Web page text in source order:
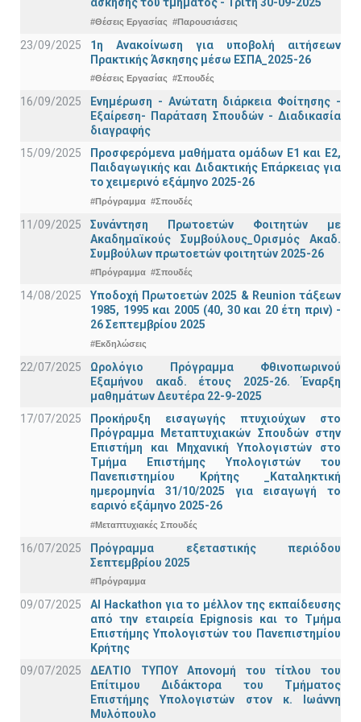
#Θέσεις Εργασίας #Παρουσιάσεις
23/09/2025
1η Ανακοίνωση για υποβολή αιτήσεων
Πρακτικής Άσκησης μέσω ΕΣΠΑ_2025-26
#Θέσεις Εργασίας #Σπουδές
16/09/2025
Ενημέρωση - Ανώτατη διάρκεια Φοίτησης -
Εξαίρεση- Παράταση Σπουδών - Διαδικασία
διαγραφής
15/09/2025
Προσφερόμενα μαθήματα ομάδων Ε1 και Ε2,
Παιδαγωγικής και Διδακτικής Επάρκειας για
το χειμερινό εξάμηνο 2025-26
#Πρόγραμμα #Σπουδές
11/09/2025
Συνάντηση Πρωτοετών Φοιτητών με
Ακαδημαϊκούς Συμβούλους_Ορισμός Ακαδ.
Συμβούλων πρωτοετών φοιτητών 2025-26
#Πρόγραμμα #Σπουδές
14/08/2025
Υποδοχή Πρωτοετών 2025 & Reunion τάξεων
1985, 1995 και 2005 (40, 30 και 20 έτη πριν) -
26 Σεπτεμβρίου 2025
#Εκδηλώσεις
22/07/2025
Ωρολόγιο Πρόγραμμα Φθινοπωρινού
Εξαμήνου ακαδ. έτους 2025-26. Έναρξη
μαθημάτων Δευτέρα 22-9-2025
17/07/2025
Προκήρυξη εισαγωγής πτυχιούχων στo
Πρόγραμμα Μεταπτυχιακών Σπουδών στην
Επιστήμη και Μηχανική Υπολογιστών στο
Τμήμα Eπιστήμης Υπολογιστών του
Πανεπιστημίου Κρήτης _Καταληκτική
ημερομηνία 31/10/2025 για εισαγωγή το
εαρινό εξάμηνο 2025-26
#Μεταπτυχιακές Σπουδές
16/07/2025
Πρόγραμμα εξεταστικής περιόδου
Σεπτεμβρίου 2025
#Πρόγραμμα
09/07/2025
AI Hackathon για το μέλλον της εκπαίδευσης
από την εταιρεία Epignosis και το Τμήμα
Επιστήμης Υπολογιστών του Πανεπιστημίου
Κρήτης
09/07/2025
ΔΕΛΤΙΟ ΤΥΠΟΥ Απονομή του τίτλου του
Επίτιμου Διδάκτορα του Τμήματος
Επιστήμης Υπολογιστών στον κ. Ιωάννη
Μυλόπουλο